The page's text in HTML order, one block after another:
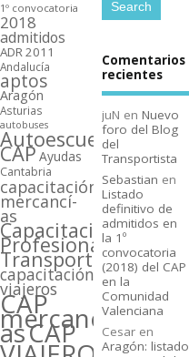
1º convocatoria
2018
admitidos
ADR 2011
Andalucí­a
aptos
Aragón
Asturias
autobuses
Autoescuelas
CAPAyudas
Cantabria
capacitación
mercancí­
as
Capacitación
Profesional
Transporte
capacitación
viajeros
CAP
mercancí­
asCAP
Comentarios
recientes
juN en Nuevo
foro del Blog
del
Transportista
Sebastian en
Listado
definitivo de
admitidos en
la 1º
convocatoria
(2018) del CAP
en la
Comunidad
Valenciana
Cesaren
Aragón: listado